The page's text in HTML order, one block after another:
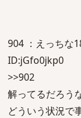
904 ：えっちな
ID:jGfo0jkp0
>>902
解ってるだろうな
どういう状況で